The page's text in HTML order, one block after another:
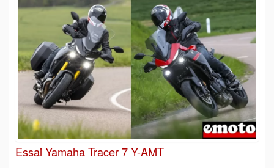
Essai Yamaha Tracer 7 Y-AMT